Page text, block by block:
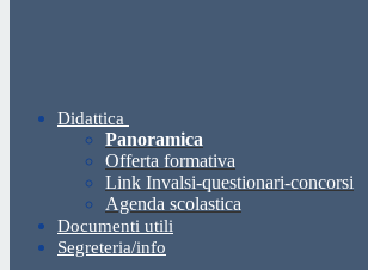
Didattica
Panoramica
Offerta formativa
Link Invalsi-questionari-concorsi
Agenda scolastica
Documenti utili
Segreteria/info